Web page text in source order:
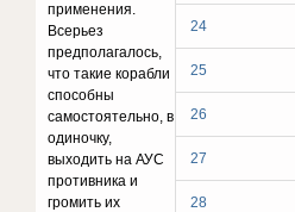
24
25
26
27
28
применения.
Всерьез
предполагалось,
что такие корабли
способны
самостоятельно, в
одиночку,
выходить на АУС
противника и
громить их